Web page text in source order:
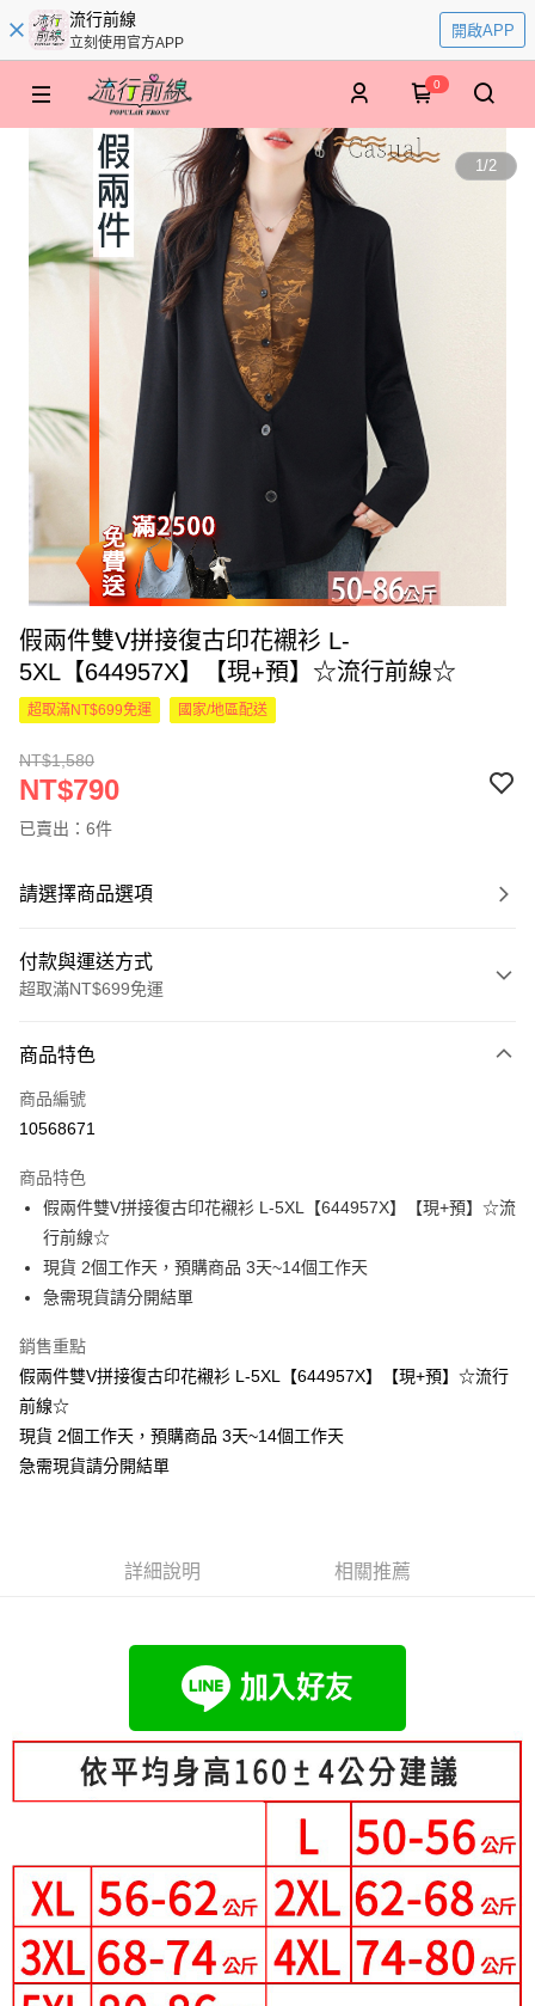
流行前線
立刻使用官方APP
開啟APP
0
1/2
假兩件雙V拼接復古印花襯衫 L-
5XL【644957X】【現+預】☆流行前線☆
超取滿NT$699免運 國家/地區配送
NT$1,580
NT$790
已賣出：6件
請選擇商品選項
付款與運送方式
超取滿NT$699免運
信用卡一次付款
超商取貨付款
Apple Pay
街口支付
悠遊付
Google Pay
全支付
大哥付你分期
2.付款方式選擇「大哥付你分期」，訂單成立後會自動跳轉到大哥付的交易
4.訂單成立30分鐘內，如未前往確認交易或遇審核未通過，訂單將自動取
消。如遇「轉專審核」未通過狀況，表示未達大哥付你分期系統評分，恕無
1.分期款項不併入電信帳單，「大哥付你分期」於每月結算日後寄送繳費提
醒簡訊。
2.透過簡訊連結打開帳單後，可選擇「超商條碼／台灣大直營門市／銀行轉
帳／街口支付／iPASS MONEY」等通路繳費。
1.本服務係由「台灣大哥大股份有限公司」（以下簡稱本公司）所提供，讓
用戶於交易時，得透過本服務購買商品或服務，並由商店將買賣／分期付款
買賣價金債權讓與本公司後，依約使用本公司帳單繳交帳款。
2.基於同意付款使用「大哥付你分期」之契約關係目的，商店將以您的個人
資料（包含姓名、電話或地址）提供予台灣大哥大進項蒐集、處理及利用，
由本公司與您本人進行分期帳單所需資料之確認、核對及更正。
3.完整用戶服務條款，請詳閱以下連結：
１．簡單：不需註冊會員、不需綁卡、不需儲值。
２．便利：只要手機號碼，簡訊認證，即可結帳。
３．安心：先確認商品／服務後，再付款。
【「AFTEE先享後付」結帳流程】
１．於結帳方式選擇「AFTEE先享後付」後，將跳轉至「AFTEE先享後付」
結帳頁面，進行簡訊認證並確認金額後，即可完成結帳。
３．收到繳費通知簡訊後14天內，點擊此簡訊中的連結，可透過四大超商／
ATM／網路銀行／等多元方式進行付款，方視為交易完成。
※ 請注意：結帳手續完成當下不需立刻繳費，但若您需要取消訂單，請聯絡
購買商品的店家。未經商家同意取消之訂單仍視為有效，需透過AFTEE先享
後付繳納相關費用。
※ 交易是否成功請以「AFTEE先享後付 」之結帳頁面顯示為準，若有關於
是否繳費成功／繳費後需取消欲退款等相關疑問，請聯繫「AFTEE先享後付
客戶支援中心」https://netprotections.freshdesk.com/support/home
「Hami Point」為中華電信所提供之點數服務，可於會員專區綁定中華電信
會員帳號後，即可在購物車使用 Hami Point 折抵消費金額 (1點等於1元)。
運送方式
全家付款取貨
每筆NT$80，滿NT$699(含以上)免運費
付款後全家取貨
每筆NT$80，滿NT$699(含以上)免運費
付款後萊爾富取貨
每筆NT$80，滿NT$699(含以上)免運費
商品特色
商品編號
10568671
商品特色
假兩件雙V拼接復古印花襯衫 L-5XL【644957X】【現+預】☆流
行前線☆
現貨 2個工作天，預購商品 3天~14個工作天
急需現貨請分開結單
銷售重點
假兩件雙V拼接復古印花襯衫 L-5XL【644957X】【現+預】☆流行
前線☆
現貨 2個工作天，預購商品 3天~14個工作天
急需現貨請分開結單
詳細說明 相關推薦